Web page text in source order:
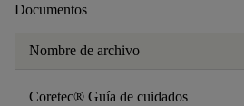
Documentos
Nombre de archivo
Coretec® Guía de cuidados